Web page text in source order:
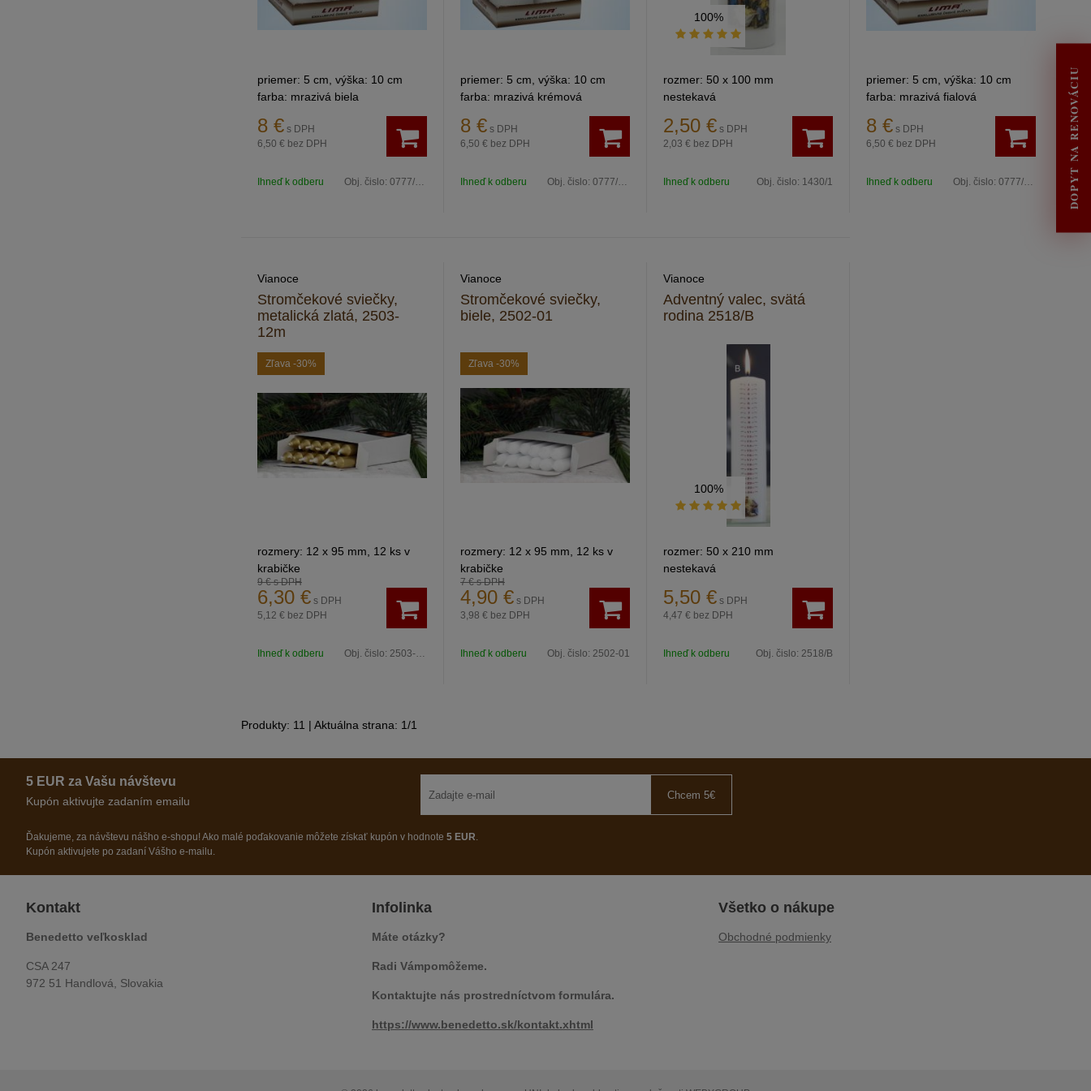
DOPYT NA RENOVÁCIU
priemer: 5 cm, výška: 10 cm
farba: mrazivá biela
8 € s DPH
6,50 € bez DPH
Ihneď k odberu Obj. čislo: 0777/32z
priemer: 5 cm, výška: 10 cm
farba: mrazivá krémová
8 € s DPH
6,50 € bez DPH
Ihneď k odberu Obj. čislo: 0777/39z
100%
rozmer: 50 x 100 mm
nestekavá
2,50 € s DPH
2,03 € bez DPH
Ihneď k odberu Obj. čislo: 1430/1
priemer: 5 cm, výška: 10 cm
farba: mrazivá fialová
8 € s DPH
6,50 € bez DPH
Ihneď k odberu Obj. čislo: 0777/42z
Vianoce
Stromčekové sviečky,
metalická zlatá, 2503-
12m
Zľava -30%
rozmery: 12 x 95 mm, 12 ks v
krabičke
farba: metalická zlatá
9 €s DPH
6,30 € s DPH
5,12 € bez DPH
Ihneď k odberu Obj. čislo: 2503-12m
Vianoce
Stromčekové sviečky,
biele, 2502-01
Zľava -30%
rozmery: 12 x 95 mm, 12 ks v
krabičke
farba: biela
7 €s DPH
4,90 € s DPH
3,98 € bez DPH
Ihneď k odberu Obj. čislo: 2502-01
Vianoce
Adventný valec, svätá
rodina 2518/B
100%
rozmer: 50 x 210 mm
nestekavá
5,50 € s DPH
4,47 € bez DPH
Ihneď k odberu Obj. čislo: 2518/B
Produkty: 11 | Aktuálna strana: 1/1
5 EUR za Vašu návštevu
Kupón aktivujte zadaním emailu Chcem 5€
Ďakujeme, za návštevu nášho e-shopu! Ako malé poďakovanie môžete získať kupón v hodnote 5 EUR.
Kupón aktivujete po zadaní Vášho e-mailu.
Kontakt
Benedetto veľkosklad
CSA 247
972 51 Handlová, Slovakia
Infolinka
Máte otázky?
Radi Vámpomôžeme.
Kontaktujte nás prostredníctvom formulára.
https://www.benedetto.sk/kontakt.xhtml
Všetko o nákupe
Obchodné podmienky